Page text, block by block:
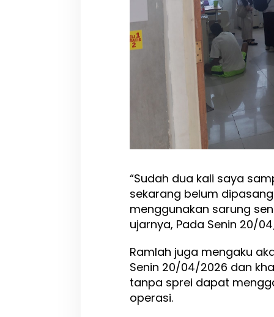
S
e
n
d
i
r
“Sudah dua kali saya
sekarang belum
menggunakan sarung
ujarnya, Pada Senin 20/
Ramlah juga mengaku
Senin 20/04/2026 dan
tanpa sprei dapat
operasi.